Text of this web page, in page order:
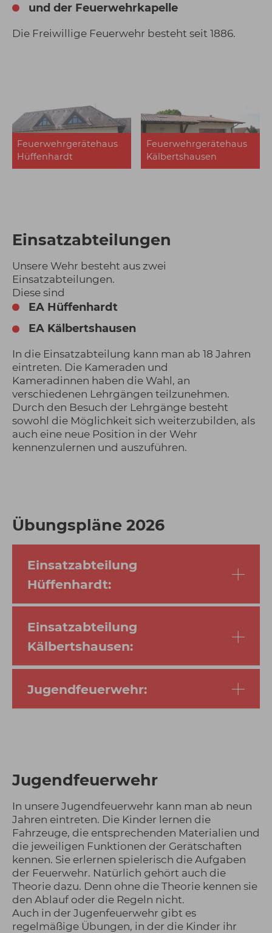
und der Feuerwehrkapelle
Die Freiwillige Feuerwehr besteht seit 1886.
Feuerwehrgerätehaus
Hüffenhardt
Feuerwehrgerätehaus
Kälbertshausen
Einsatzabteilungen
Unsere Wehr besteht aus zwei
Einsatzabteilungen.
Diese sind
EA Hüffenhardt
EA Kälbertshausen
In die Einsatzabteilung kann man ab 18 Jahren
eintreten. Die Kameraden und
Kameradinnen haben die Wahl, an
verschiedenen Lehrgängen teilzunehmen.
Durch den Besuch der Lehrgänge besteht
sowohl die Möglichkeit sich weiterzubilden, als
auch eine neue Position in der Wehr
kennenzulernen und auszuführen.
Übungspläne 2026
Einsatzabteilung
Hüffenhardt:
Einsatzabteilung
Kälbertshausen:
Jugendfeuerwehr:
Jugendfeuerwehr
In unsere Jugendfeuerwehr kann man ab neun
Jahren eintreten. Die Kinder lernen die
Fahrzeuge, die entsprechenden Materialien und
die jeweiligen Funktionen der Gerätschaften
kennen. Sie erlernen spielerisch die Aufgaben
der Feuerwehr. Natürlich gehört auch die
Theorie dazu. Denn ohne die Theorie kennen sie
den Ablauf oder die Regeln nicht.
Auch in der Jugenfeuerwehr gibt es
regelmäßige Übungen, in der die Kinder ihr